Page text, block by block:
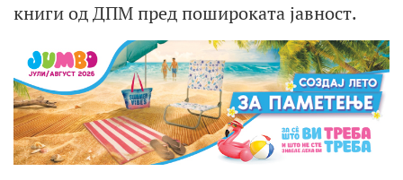
книги од ДПМ пред пошироката јавност.